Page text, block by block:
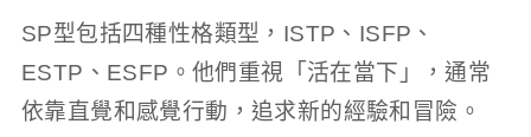
SP型包括四種性格類型，ISTP、ISFP、
ESTP、ESFP。他們重視「活在當下」，通常
依靠直覺和感覺行動，追求新的經驗和冒險。